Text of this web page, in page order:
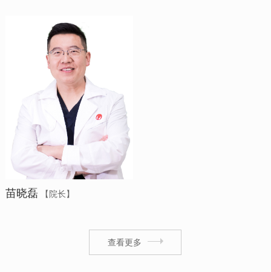
苗晓磊【院长】
查看更多